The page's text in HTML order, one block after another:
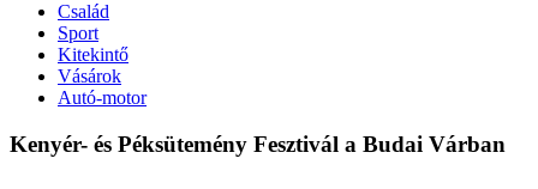
Család
Sport
Kitekintő
Vásárok
Autó-motor
Kenyér- és Péksütemény Fesztivál a Budai Várban